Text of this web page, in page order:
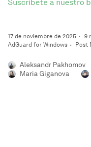
Suscríbete a nuestro
17 de noviembre de 2025
9
AdGuard for Windows
Post
Aleksandr Pakhomov
Maria Giganova